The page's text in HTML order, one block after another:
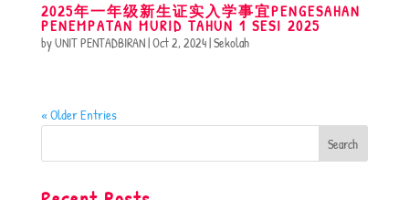
2025年一年级新生证实入学事宜PENGESAHAN
PENEMPATAN MURID TAHUN 1 SESI 2025
byUNIT PENTADBIRAN|Oct 2, 2024|Sekolah
« Older Entries